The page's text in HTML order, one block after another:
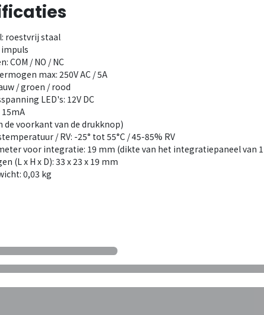
roestvrij staal
impuls
COM / NO / NC
max: 250V AC / 5A
/ groen / rood
LED's: 12V DC
de voorkant van de drukknop)
/ RV: -25° tot 55°C / 45-85% RV
voor integratie: 19 mm (dikte van het integratiepaneel van
(L x H x D): 33 x 23 x 19 mm
0,03 kg